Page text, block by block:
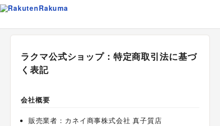
ラクマ公式ショップ：特定商取引法に基づ
く表記
会社概要
販売業者：カネイ商事株式会社 真子質店